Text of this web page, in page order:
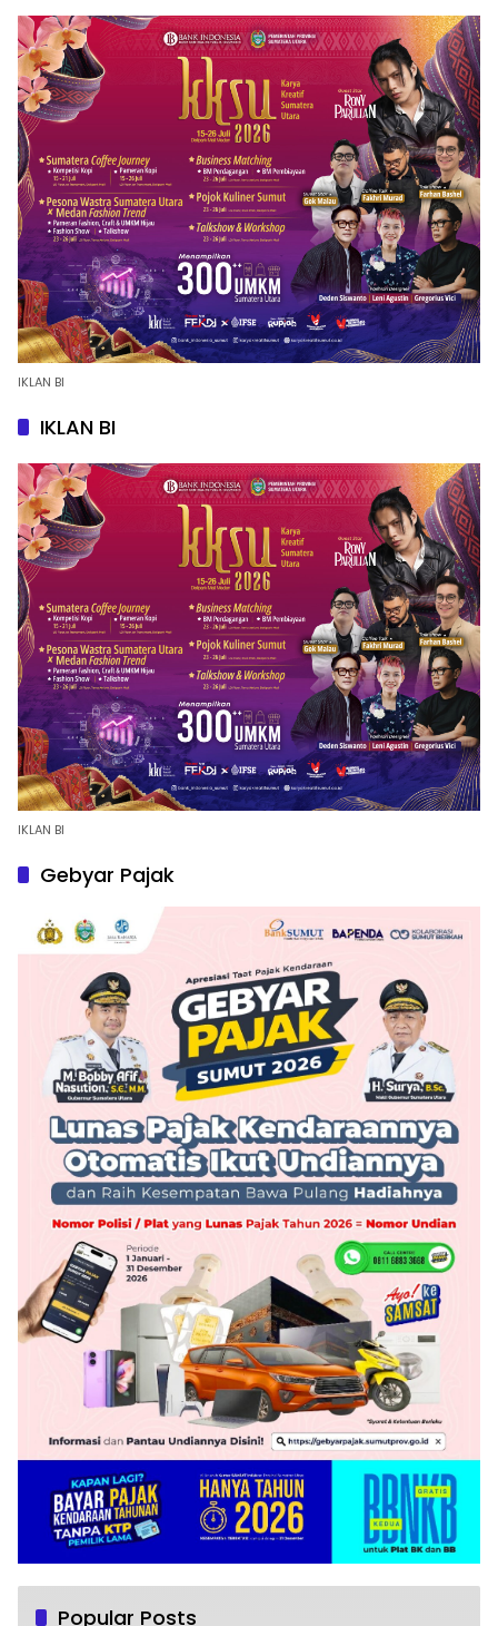
IKLAN BI
IKLAN BI
IKLAN BI
Gebyar Pajak
Popular Posts